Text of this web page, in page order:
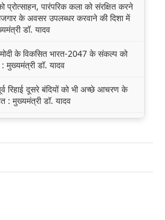
प्रोत्साहन, पारंपरिक कला को संरक्षित करने
के अवसर उपलब्धर करवाने की दिशा में
डॉ. यादव
मोदी के विकसित भारत-2047 के संकल्प को
: मुख्यमंत्री डॉ. यादव
रिहाई दूसरे बंदियों को भी अच्छे आचरण के
: मुख्यमंत्री डॉ. यादव
हब बनाने की दिशा में तेज होंगे प्रयास :